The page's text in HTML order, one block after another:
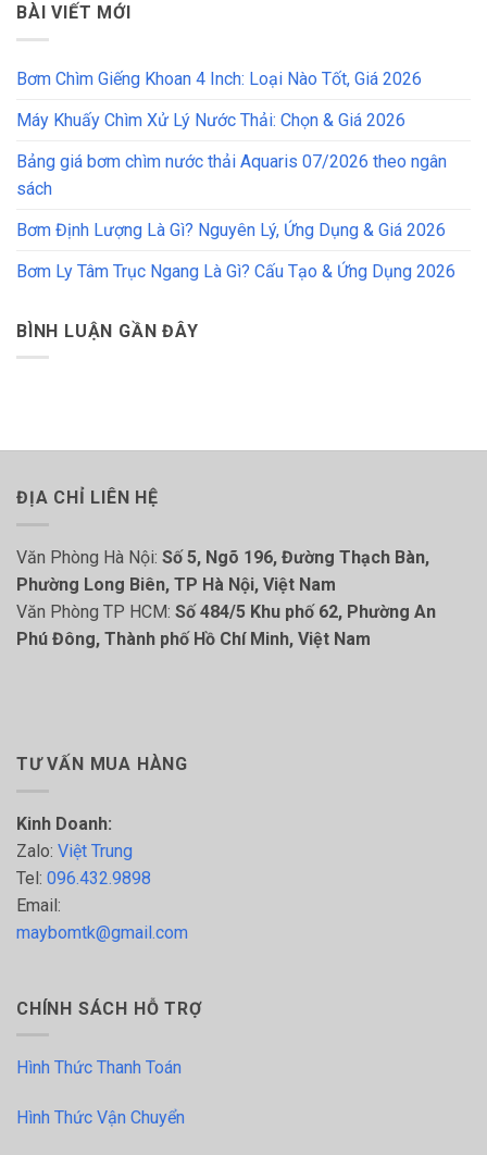
BÀI VIẾT MỚI
Bơm Chìm Giếng Khoan 4 Inch: Loại Nào Tốt, Giá 2026
Máy Khuấy Chìm Xử Lý Nước Thải: Chọn & Giá 2026
Bảng giá bơm chìm nước thải Aquaris 07/2026 theo ngân
sách
Bơm Định Lượng Là Gì? Nguyên Lý, Ứng Dụng & Giá 2026
Bơm Ly Tâm Trục Ngang Là Gì? Cấu Tạo & Ứng Dụng 2026
BÌNH LUẬN GẦN ĐÂY
ĐỊA CHỈ LIÊN HỆ
Văn Phòng Hà Nội: Số 5, Ngõ 196, Đường Thạch Bàn,
Phường Long Biên, TP Hà Nội, Việt Nam
Văn Phòng TP HCM: Số 484/5 Khu phố 62, Phường An
Phú Đông, Thành phố Hồ Chí Minh, Việt Nam
TƯ VẤN MUA HÀNG
Kinh Doanh:
Zalo: Việt Trung
Tel: 096.432.9898
Email:
maybomtk@gmail.com
CHÍNH SÁCH HỖ TRỢ
Hình Thức Thanh Toán
Hình Thức Vận Chuyển